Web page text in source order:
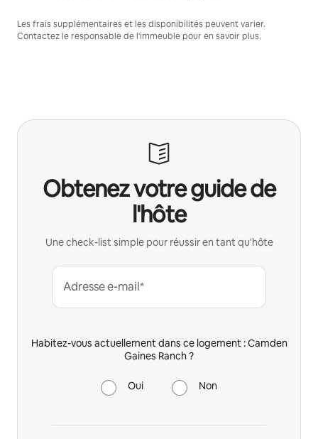
Les frais supplémentaires et les disponibilités peuvent varier.
Contactez le responsable de l'immeuble pour en savoir plus.
Obtenez votre guide de
l'hôte
Une check-list simple pour réussir en tant qu'hôte
Adresse e-mail*
Habitez-vous actuellement dans ce logement : Camden
Gaines Ranch ?
Oui Non